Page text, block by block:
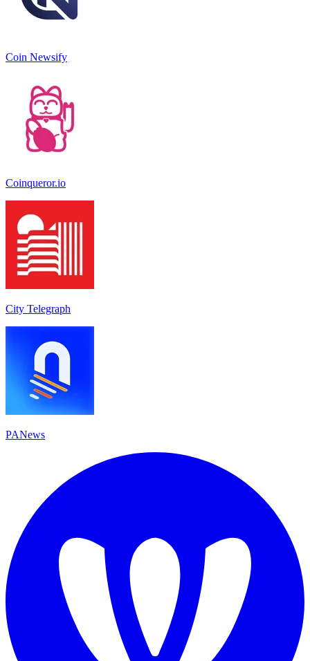
Coin Newsify
Coinqueror.io
City Telegraph
PANews